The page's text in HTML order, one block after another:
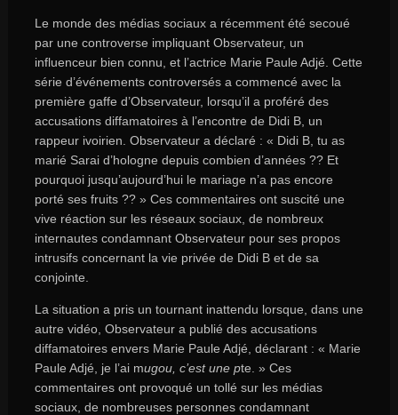
Le monde des médias sociaux a récemment été secoué
par une controverse impliquant Observateur, un
influenceur bien connu, et l’actrice Marie Paule Adjé. Cette
série d’événements controversés a commencé avec la
première gaffe d’Observateur, lorsqu’il a proféré des
accusations diffamatoires à l’encontre de Didi B, un
rappeur ivoirien. Observateur a déclaré : « Didi B, tu as
marié Sarai d’hologne depuis combien d’années ?? Et
pourquoi jusqu’aujourd’hui le mariage n’a pas encore
porté ses fruits ?? » Ces commentaires ont suscité une
vive réaction sur les réseaux sociaux, de nombreux
internautes condamnant Observateur pour ses propos
intrusifs concernant la vie privée de Didi B et de sa
conjointe.
La situation a pris un tournant inattendu lorsque, dans une
autre vidéo, Observateur a publié des accusations
diffamatoires envers Marie Paule Adjé, déclarant : « Marie
Paule Adjé, je l’ai mugou, c’est une pte. » Ces
commentaires ont provoqué un tollé sur les médias
sociaux, de nombreuses personnes condamnant